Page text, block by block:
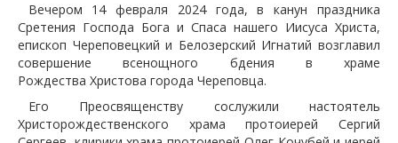
Вечером 14 февраля 2024 года, в канун праздника
Сретения Господа Бога и Спаса нашего Иисуса Христа,
епископ Череповецкий и Белозерский Игнатий возглавил
совершение всенощного бдения в храме
Рождества Христова города Череповца.
Его Преосвященству сослужили настоятель
Христорождественского храма протоиерей Сергий